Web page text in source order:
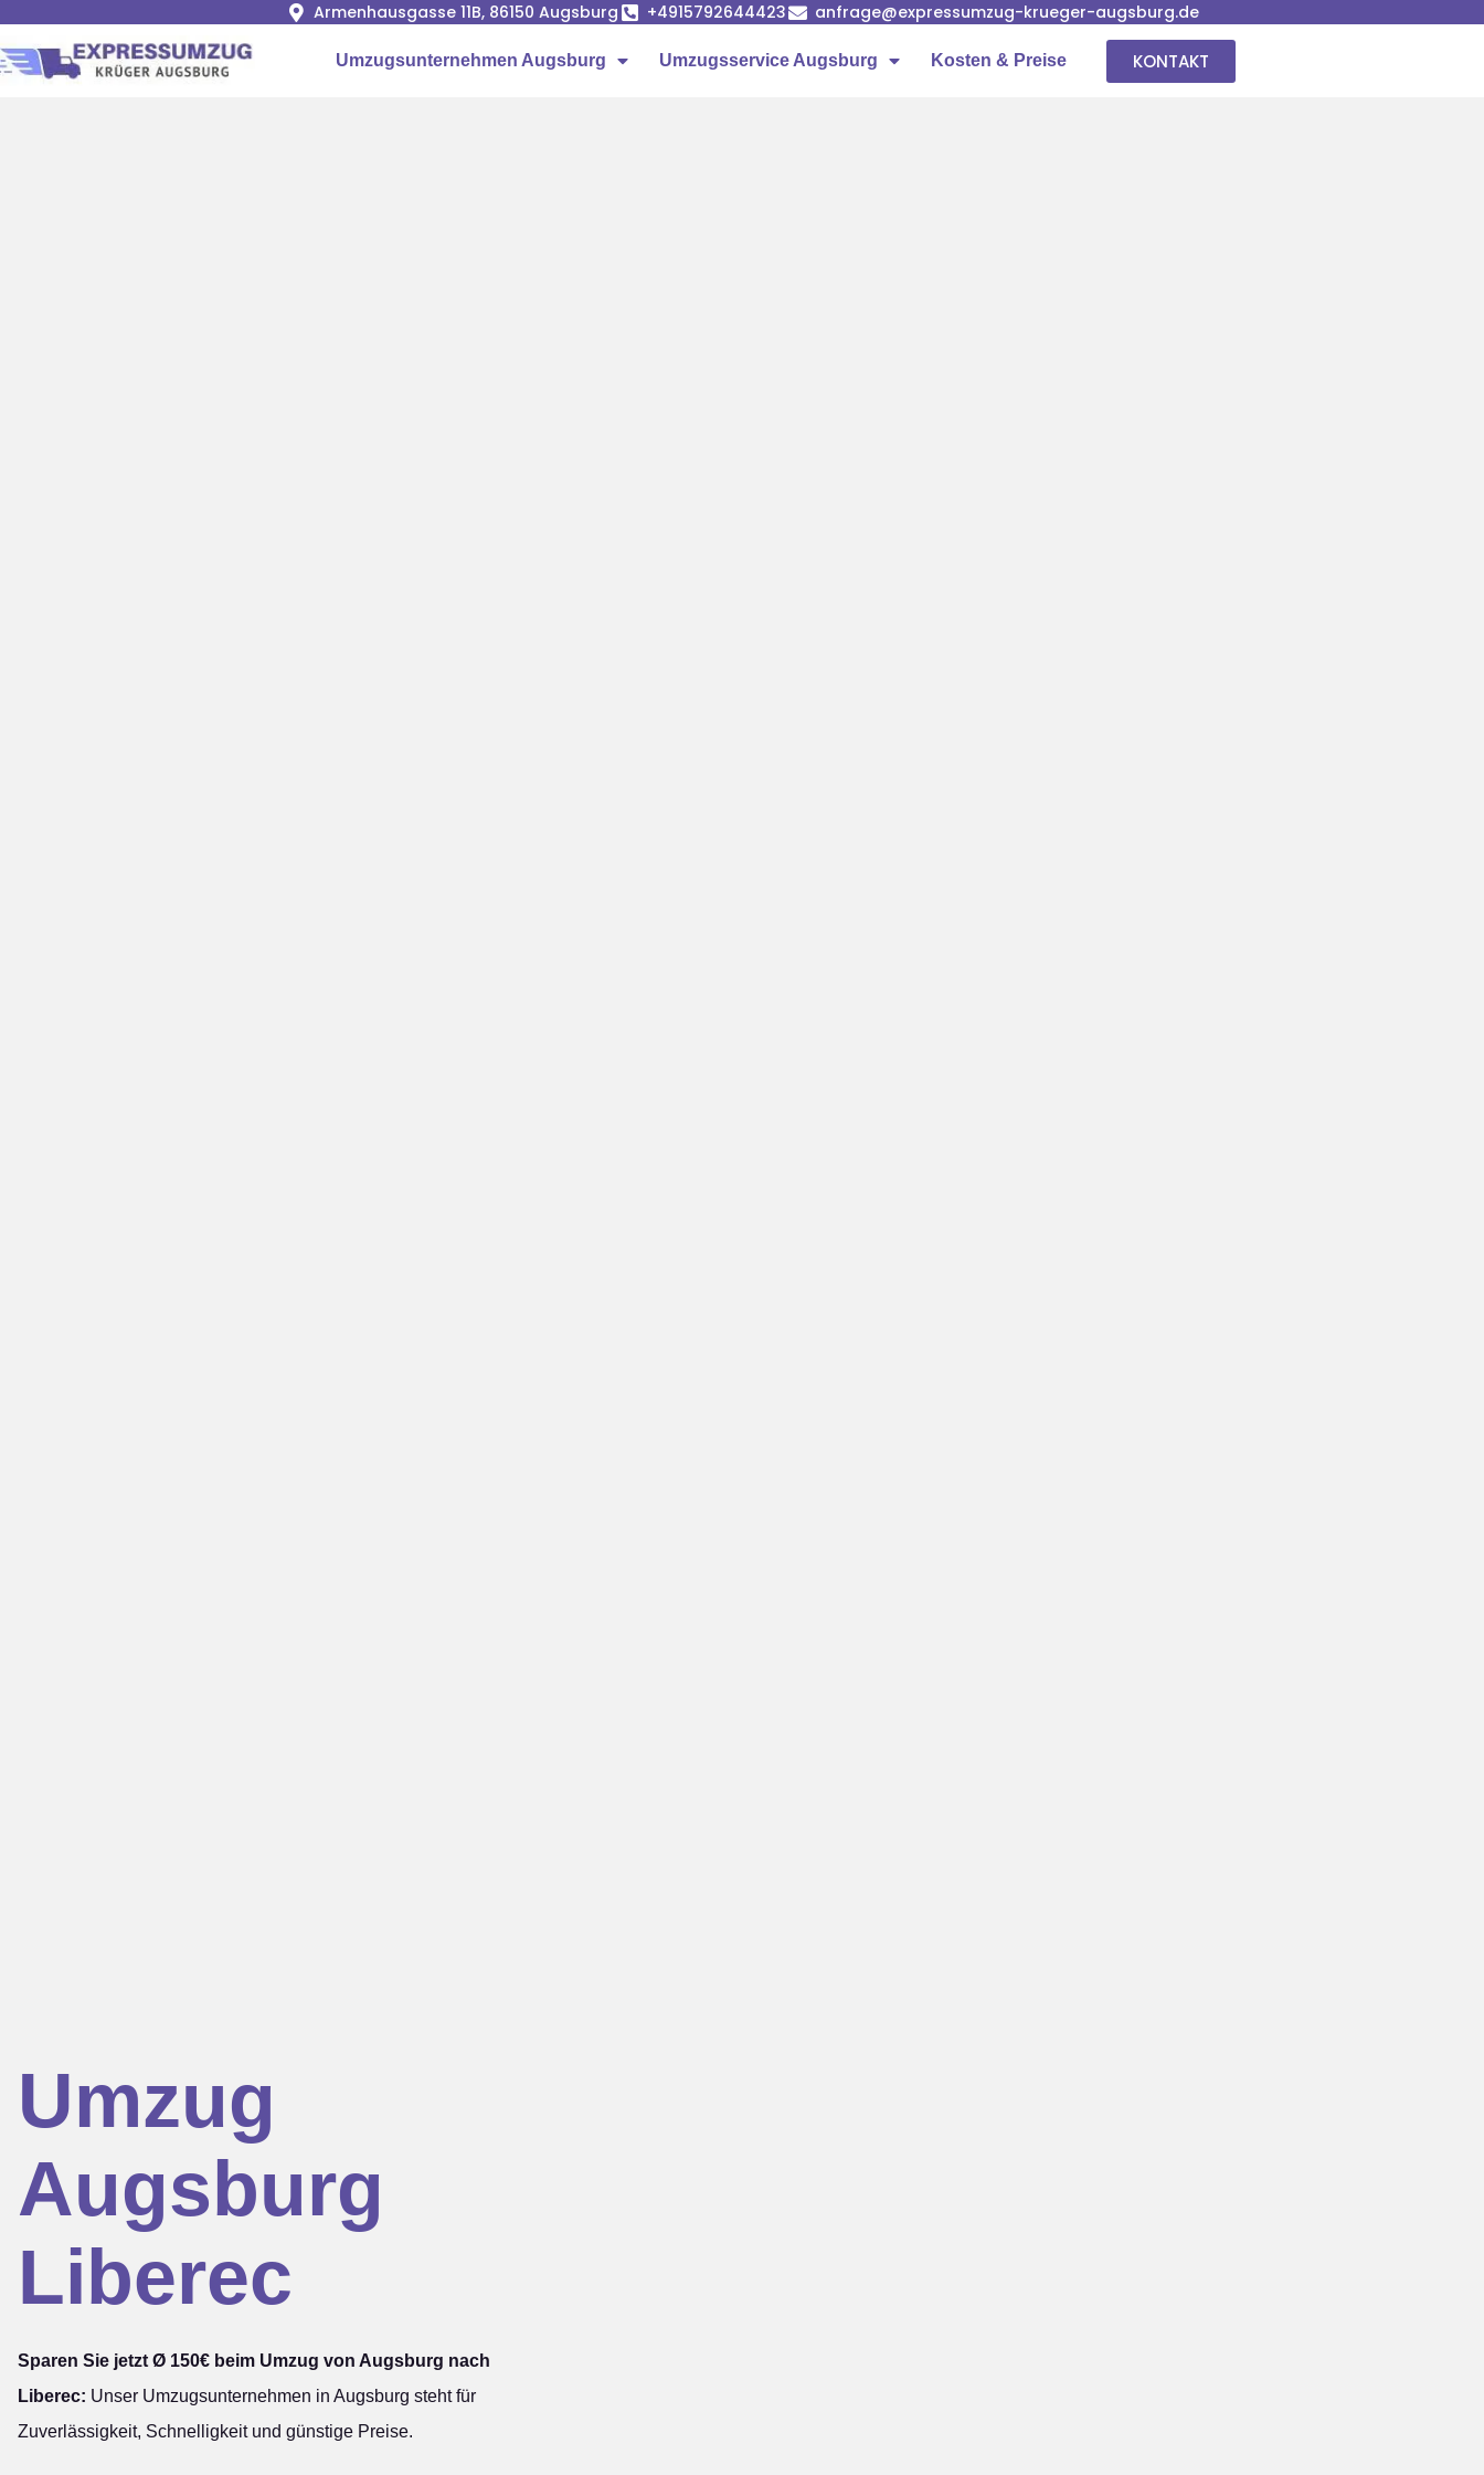
Armenhausgasse 11B, 86150 Augsburg +4915792644423 anfrage@expressumzug-krueger-augsburg.de
Umzugsunternehmen Augsburg Umzugsservice Augsburg Kosten & Preise KONTAKT
Umzug
Augsburg
Liberec
Sparen Sie jetzt Ø 150€ beim Umzug von Augsburg nach
Liberec: Unser Umzugsunternehmen in Augsburg steht für
Zuverlässigkeit, Schnelligkeit und günstige Preise.